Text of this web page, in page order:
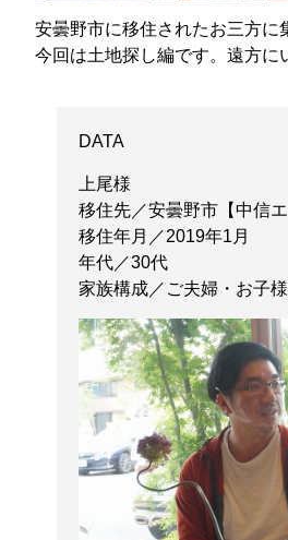
安曇野市に移住されたお三方に
今回は土地探し編です。遠方に
DATA
上尾様
移住先／安曇野市【中信エ
移住年月／2019年1月
年代／30代
家族構成／ご夫婦・お子様